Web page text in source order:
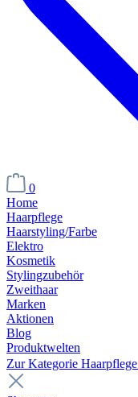
0
Home
Haarpflege
Haarstyling/Farbe
Elektro
Kosmetik
Stylingzubehör
Zweithaar
Marken
Aktionen
Blog
Produktwelten
Zur Kategorie Haarpflege